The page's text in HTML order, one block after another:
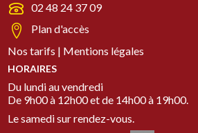
02 48 24 37 09
Plan d'accès
Nos tarifs | Mentions légales
HORAIRES
Du lundi au vendredi
De 9h00 à 12h00 et de 14h00 à 19h00.
Le samedi sur rendez-vous.